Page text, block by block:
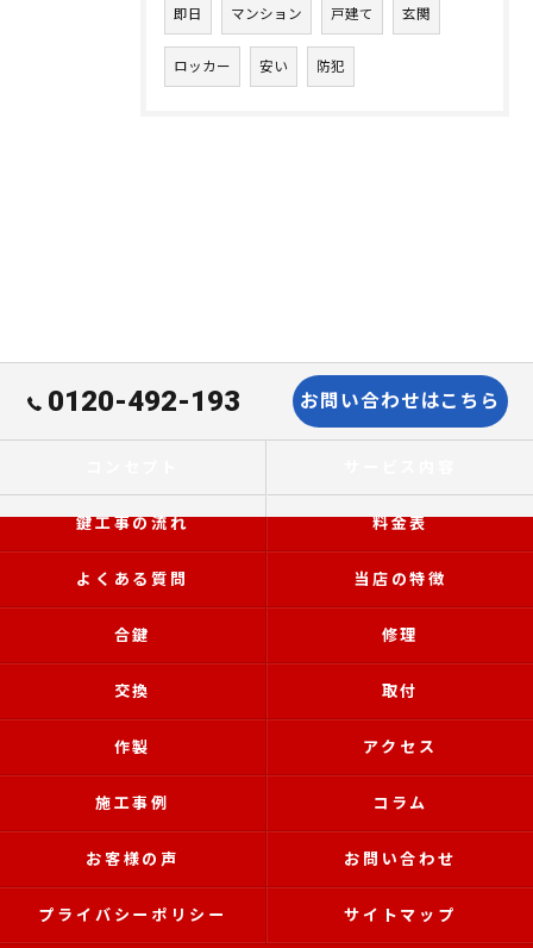
即日 マンション 戸建て 玄関
ロッカー 安い 防犯
0120-492-193 お問い合わせはこちら
鍵工事の流れ 料金表
よくある質問 当店の特徴
合鍵 修理
交換 取付
作製 アクセス
施工事例 コラム
お客様の声 お問い合わせ
プライバシーポリシー サイトマップ